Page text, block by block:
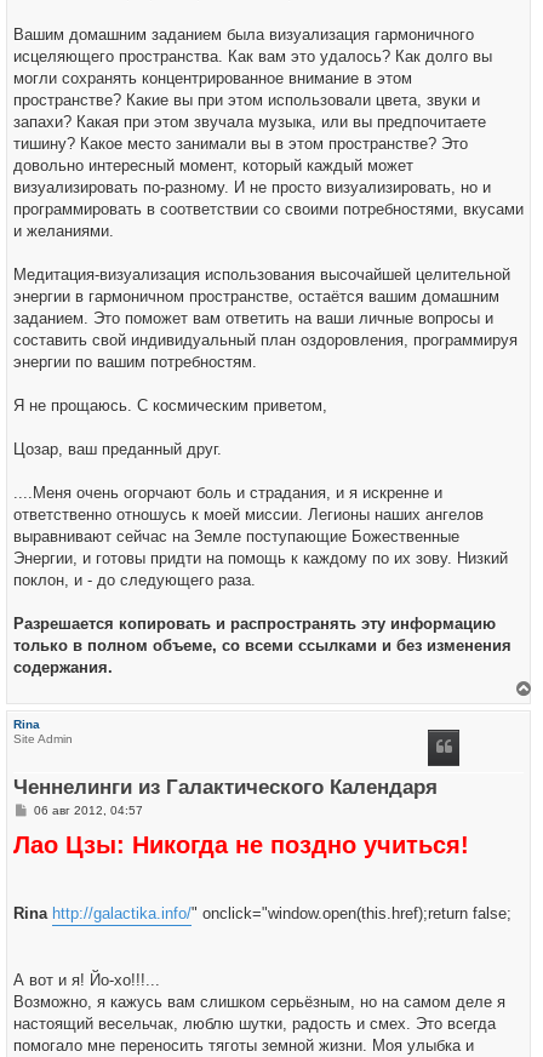
Вашим домашним заданием была визуализация гармоничного
исцеляющего пространства. Как вам это удалось? Как долго вы
могли сохранять концентрированное внимание в этом
пространстве? Какие вы при этом использовали цвета, звуки и
запахи? Какая при этом звучала музыка, или вы предпочитаете
тишину? Какое место занимали вы в этом пространстве? Это
довольно интересный момент, который каждый может
визуализировать по-разному. И не просто визуализировать, но и
программировать в соответствии со своими потребностями, вкусами
и желаниями.
Медитация-визуализация использования высочайшей целительной
энергии в гармоничном пространстве, остаётся вашим домашним
заданием. Это поможет вам ответить на ваши личные вопросы и
составить свой индивидуальный план оздоровления, программируя
энергии по вашим потребностям.
Я не прощаюсь. С космическим приветом,
Цозар, ваш преданный друг.
....Меня очень огорчают боль и страдания, и я искренне и
ответственно отношусь к моей миссии. Легионы наших ангелов
выравнивают сейчас на Земле поступающие Божественные
Энергии, и готовы придти на помощь к каждому по их зову. Низкий
поклон, и - до следующего раза.
Разрешается копировать и распространять эту информацию
только в полном объеме, со всеми ссылками и без изменения
содержания.
Rina
Site Admin
Ченнелинги из Галактического Календаря
С
о
б
и
06 авг 2012, 04:57
Лао Цзы: Никогда не поздно учиться!
Rina http://galactika.info/" onclick="window.open(this.href);return false;
А вот и я! Йо-хо!!!...
Возможно, я кажусь вам слишком серьёзным, но на самом деле я
настоящий весельчак, люблю шутки, радость и смех. Это всегда
помогало мне переносить тяготы земной жизни. Моя улыбка и